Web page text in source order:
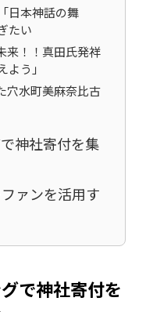
日本神話の舞
たい
来！！真田氏発祥
う」
穴水町美麻奈比古
神社寄付を集
ァンを活用す
で神社寄付を